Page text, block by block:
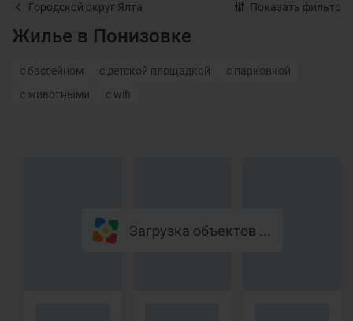
Городской округ Ялта Показать фильтр
Жилье в Понизовке
с бассейном с детской площадкой
с парковкой
с животными
с wifi
Загрузка объектов ...